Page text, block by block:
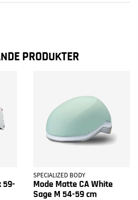
PRODUKTER
59-
SPECIALIZED BODY
Mode Matte CA White
Sage M 54-59 cm